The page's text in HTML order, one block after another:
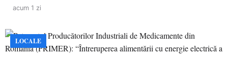
acum 1 zi
LOCALE